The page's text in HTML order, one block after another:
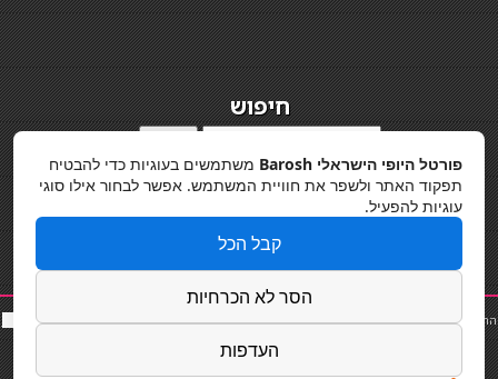
חיפוש
מדיניות פרטיות
החלקות שיער|תאורה לבית|פאות ותוספות שיער|נייל סטודיו|תוספות שיער|שף פרטי|כ
סאות
Designed byBarosh 2020
פורטל היופי הישראלי Barosh
משתמשים בעוגיות כדי להבטיח
תפקוד האתר ולשפר את חוויית המשתמש. אפשר לבחור אילו סוגי
עוגיות להפעיל.
קבל הכל
הסר לא הכרחיות
העדפות